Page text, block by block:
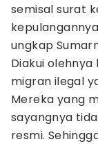
semisal surat
ungkap
Diakui
migran ilegal
Mereka yang
sayangnya
resmi.